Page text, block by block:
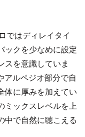
ではディレイタイ
ックを少なめに設定
スを意識していま
アルペジオ部分で自
体に厚みを加えてい
ミックスレベルを上
中で自然に聴こえる